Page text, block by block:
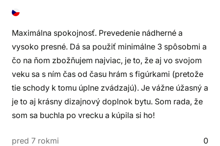
Maximálna spokojnosť. Prevedenie nádherné a
vysoko presné. Dá sa použiť minimálne 3 spôsobmi a
čo na ňom zbožňujem najviac, je to, že aj vo svojom
veku sa s ním čas od času hrám s figúrkami (pretože
tie schody k tomu úplne zvádzajú). Je vážne úžasný a
je to aj krásny dizajnový doplnok bytu. Som rada, že
som sa buchla po vrecku a kúpila si ho!
pred 7 rokmi 0